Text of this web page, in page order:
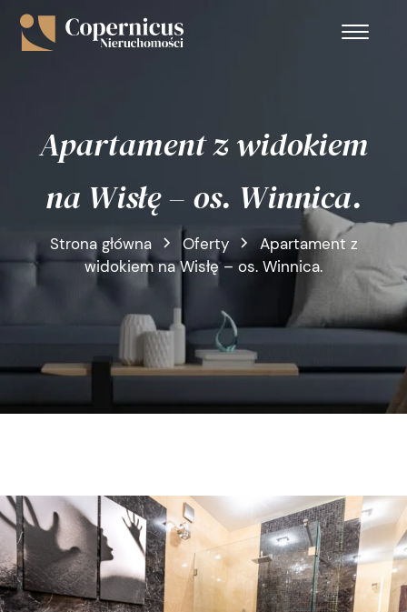
Apartament z widokiem
na Wisłę – os. Winnica.
Strona główna Oferty
Apartament z
widokiem na Wisłę – os. Winnica.